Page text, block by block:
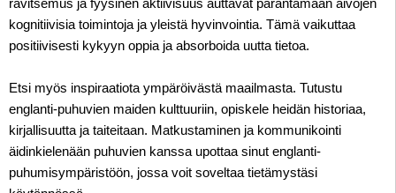
kognitiivisia toimintoja ja yleistä hyvinvointia. Tämä vaikuttaa
positiivisesti kykyyn oppia ja absorboida uutta tietoa.
Etsi myös inspiraatiota ympäröivästä maailmasta. Tutustu
englanti-puhuvien maiden kulttuuriin, opiskele heidän historiaa,
kirjallisuutta ja taiteitaan. Matkustaminen ja kommunikointi
äidinkielenään puhuvien kanssa upottaa sinut englanti-
puhumisympäristöön, jossa voit soveltaa tietämystäsi